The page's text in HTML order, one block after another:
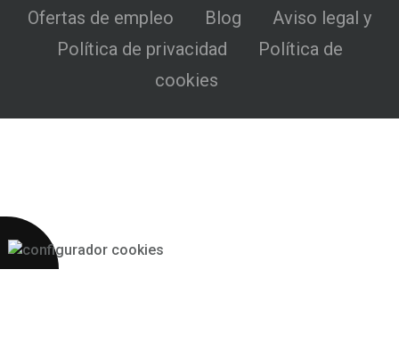
Ofertas de empleo Blog
Aviso legal y
Política de privacidad
Política de
cookies